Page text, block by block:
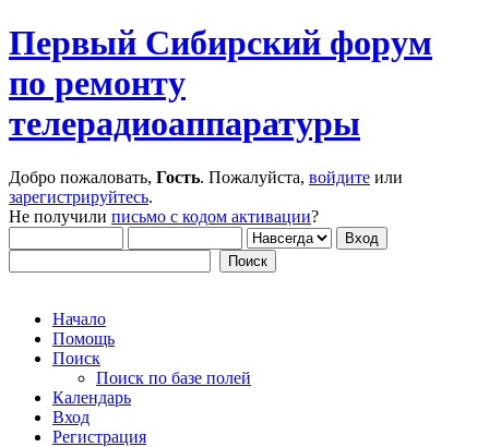
Первый Сибирский форум
по ремонту
телерадиоаппаратуры
Добро пожаловать, Гость. Пожалуйста, войдите или
зарегистрируйтесь.
Не получили письмо с кодом активации?
Начало
Помощь
Поиск
Поиск по базе полей
Календарь
Вход
Регистрация